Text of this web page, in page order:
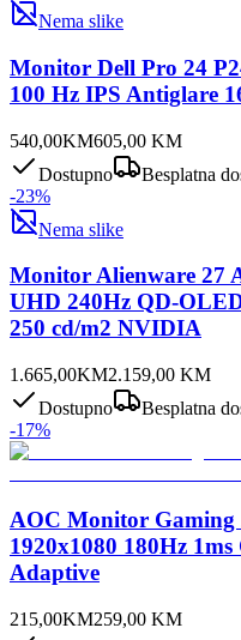
Nema slike
Monitor Dell Pro 24
100 Hz IPS Antiglare
540,00KM605,00 KM
Dostupno
Besplatna
-23%
Nema slike
Monitor Alienware 27
UHD 240Hz QD-
250 cd/m2 NVIDIA
1.665,00KM2.159,00 KM
Dostupno
Besplatna
-17%
AOC Monitor Gaming
1920x1080 180Hz
Adaptive
215,00KM259,00 KM